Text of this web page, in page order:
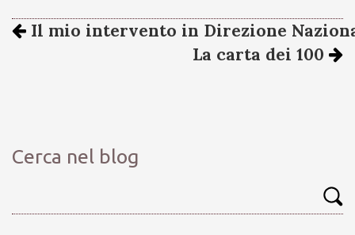
Il mio intervento in Direzione
La carta dei 100
Cerca nel blog